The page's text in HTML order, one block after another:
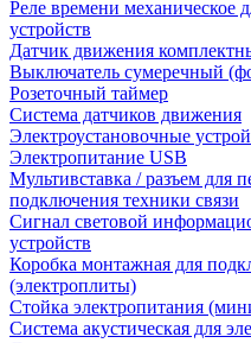
Реле времени механическое
устройств
Датчик движения
Выключатель сумеречный
Розеточный таймер
Система датчиков движения
Электроустановочные
Электропитание USB
Мультивставка / разъем для
подключения техники связи
Сигнал световой
устройств
Коробка монтажная для
(электроплиты)
Стойка электропитания
Система акустическая для